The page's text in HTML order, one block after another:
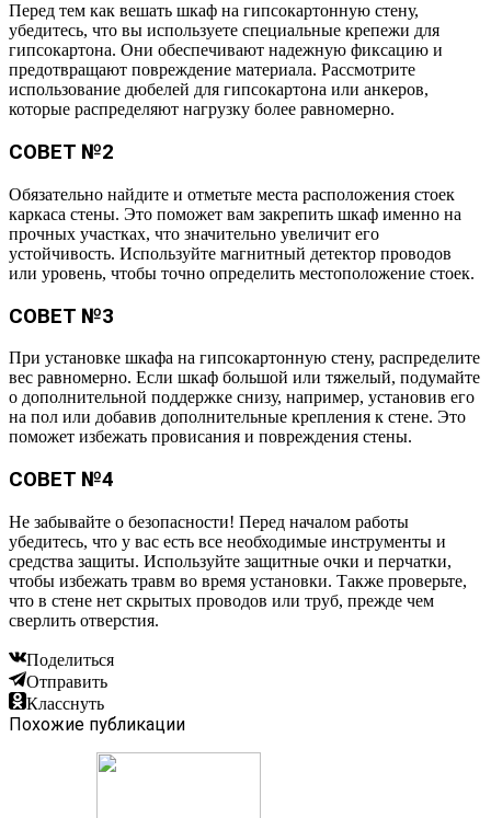
Перед тем как вешать шкаф на гипсокартонную стену,
убедитесь, что вы используете специальные крепежи для
гипсокартона. Они обеспечивают надежную фиксацию и
предотвращают повреждение материала. Рассмотрите
использование дюбелей для гипсокартона или анкеров,
которые распределяют нагрузку более равномерно.
СОВЕТ №2
Обязательно найдите и отметьте места расположения стоек
каркаса стены. Это поможет вам закрепить шкаф именно на
прочных участках, что значительно увеличит его
устойчивость. Используйте магнитный детектор проводов
или уровень, чтобы точно определить местоположение стоек.
СОВЕТ №3
При установке шкафа на гипсокартонную стену, распределите
вес равномерно. Если шкаф большой или тяжелый, подумайте
о дополнительной поддержке снизу, например, установив его
на пол или добавив дополнительные крепления к стене. Это
поможет избежать провисания и повреждения стены.
СОВЕТ №4
Не забывайте о безопасности! Перед началом работы
убедитесь, что у вас есть все необходимые инструменты и
средства защиты. Используйте защитные очки и перчатки,
чтобы избежать травм во время установки. Также проверьте,
что в стене нет скрытых проводов или труб, прежде чем
сверлить отверстия.
Поделиться
Отправить
Класснуть
Похожие публикации